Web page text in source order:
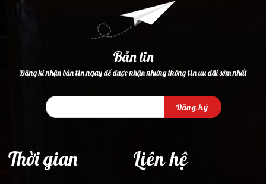
Bản tin
Đăng kí nhận bản tin ngay để được nhận nhưng thông tin ưu đãi sớm nhất
Đăng ký
Thời gian Liên hệ